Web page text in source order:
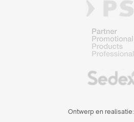
Ontwerp en realisatie: